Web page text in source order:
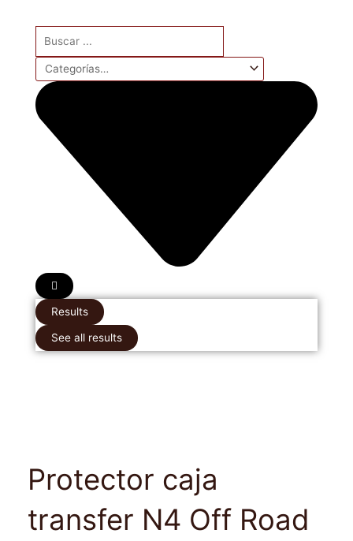
Search
...
Results
See all results
Protector caja
transfer N4 Off Road